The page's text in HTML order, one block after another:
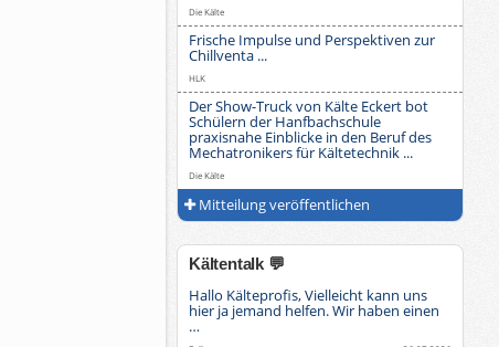
Die Kälte
Frische Impulse und Perspektiven zur
Chillventa ...
HLK
Der Show-Truck von Kälte Eckert bot
Schülern der Hanfbachschule
praxisnahe Einblicke in den Beruf des
Mechatronikers für Kältetechnik ...
Die Kälte
Mitteilung veröffentlichen
Kältentalk 💬
Hallo Kälteprofis, Vielleicht kann uns
hier ja jemand helfen. Wir haben einen
…